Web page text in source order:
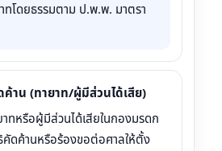
ทโดยธรรมตาม ป.พ.พ. มาตรา
าน (ทายาท/ผู้มีส่วนได้เสีย)
ทหรือผู้มีส่วนได้เสียในกองมรดก
ดค้านหรือร้องขอต่อศาลให้ตั้ง